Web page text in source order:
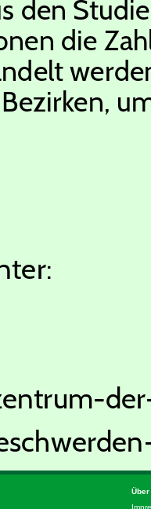
den
die
Über